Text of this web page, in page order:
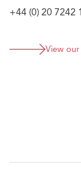
+44 (0) 20 7242
View